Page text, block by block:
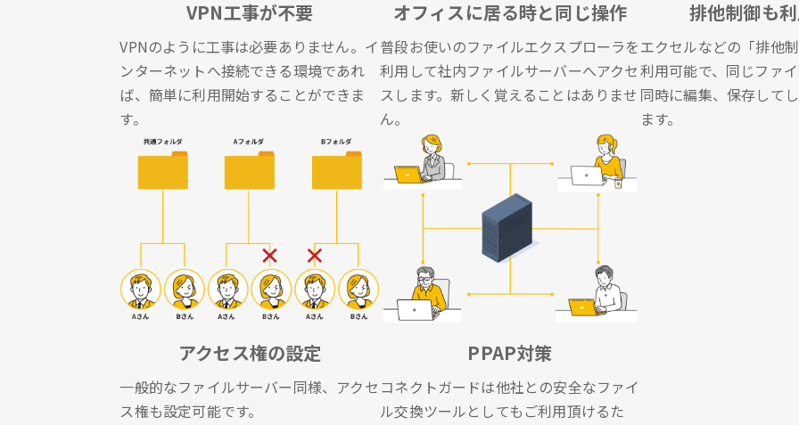
VPN工事が不要
VPNのように工事は必要ありません。イ
ンターネットへ接続できる環境であれ
ば、簡単に利用開始することができま
す。
オフィスに居る時と同じ操作
普段お使いのファイルエクスプローラを
利用して社内ファイルサーバーへアクセ
スします。新しく覚えることはありませ
ん。
排他制御も
エクセルなどの「排他
利用可能で、同じファ
同時に編集、保存して
ます。
アクセス権の設定
一般的なファイルサーバー同様、アクセ
ス権も設定可能です。
PPAP対策
コネクトガードは他社との安全なファイ
ル交換ツールとしてもご利用頂けるた